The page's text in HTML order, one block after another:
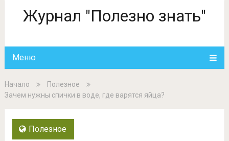
Журнал "Полезно знать"
Меню
Начало
Полезное
Зачем нужны спички в воде, где варятся яйца?
Полезное